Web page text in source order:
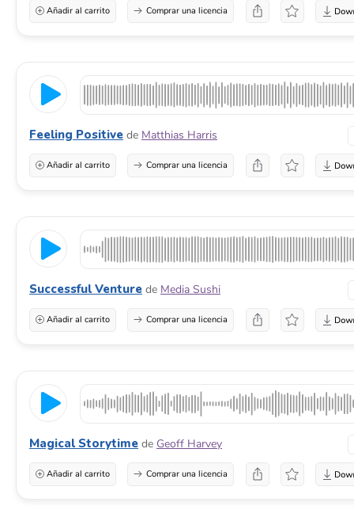
Añadir al carrito Comprar una licencia
Feeling Positive de Matthias Harris
Añadir al carrito Comprar una licencia
Successful Venture de Media Sushi
Añadir al carrito Comprar una licencia
Magical Storytime de Geoff Harvey
Añadir al carrito Comprar una licencia